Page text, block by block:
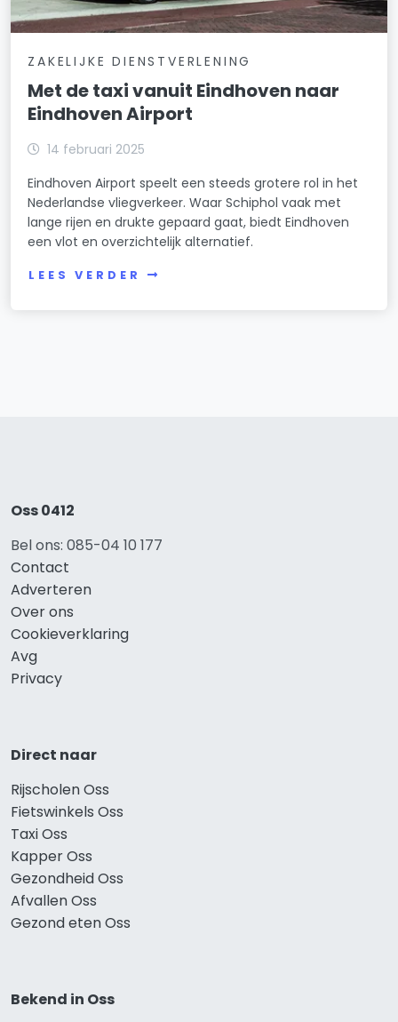
ZAKELIJKE DIENSTVERLENING
Met de taxi vanuit Eindhoven naar
Eindhoven Airport
14 februari 2025
Eindhoven Airport speelt een steeds grotere rol in het
Nederlandse vliegverkeer. Waar Schiphol vaak met
lange rijen en drukte gepaard gaat, biedt Eindhoven
een vlot en overzichtelijk alternatief.
LEES VERDER
Oss 0412
Bel ons: 085-04 10 177
Contact
Adverteren
Over ons
Cookieverklaring
Avg
Privacy
Direct naar
Rijscholen Oss
Fietswinkels Oss
Taxi Oss
Kapper Oss
Gezondheid Oss
Afvallen Oss
Gezond eten Oss
Bekend in Oss